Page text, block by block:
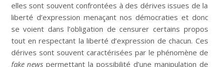
elles sont souvent confrontées à des dérives issues de la
liberté d’expression menaçant nos démocraties et donc
se voient dans l’obligation de censurer certains propos
tout en respectant la liberté d’expression de chacun. Ces
dérives sont souvent caractérisées par le phénomène de
fake news permettant la possibilité d’une manipulation de